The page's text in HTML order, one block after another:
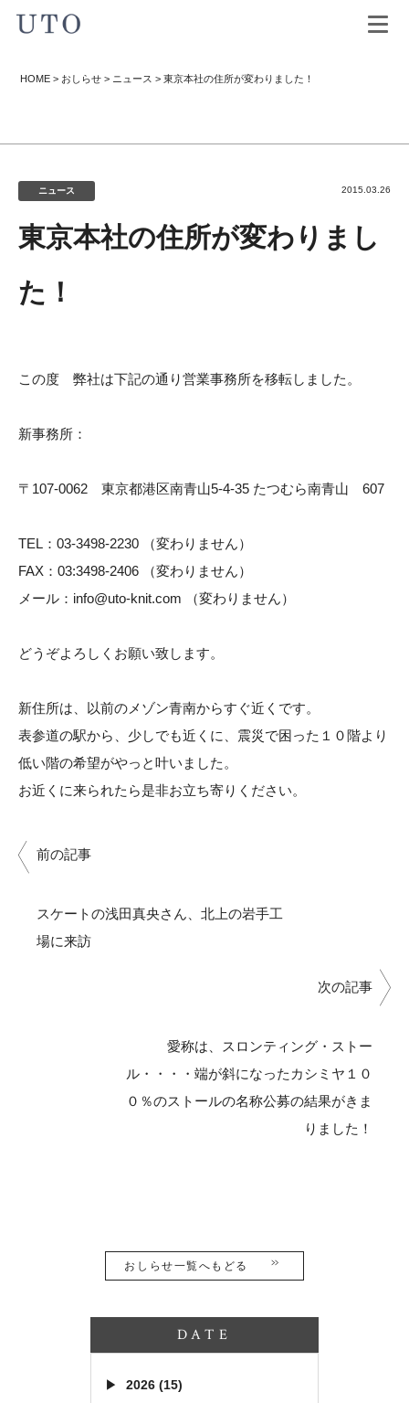
HOME > おしらせ > ニュース >東京本社の住所が変わりました！
2015.03.26
ニュース
東京本社の住所が変わりまし
た！
この度 弊社は下記の通り営業事務所を移転しました。
新事務所：
〒107-0062 東京都港区南青山5-4-35 たつむら南青山 607
TEL：03-3498-2230 （変わりません）
FAX：03:3498-2406 （変わりません）
メール：info@uto-knit.com （変わりません）
どうぞよろしくお願い致します。
新住所は、以前のメゾン青南からすぐ近くです。
表参道の駅から、少しでも近くに、震災で困った１０階より
低い階の希望がやっと叶いました。
お近くに来られたら是非お立ち寄りください。
前の記事
スケートの浅田真央さん、北上の岩手工
場に来訪
次の記事
愛称は、スロンティング・ストー
ル・・・・端が斜になったカシミヤ１０
０％のストールの名称公募の結果がきま
りました！
おしらせ一覧へもどる
DATE
2026 (15)